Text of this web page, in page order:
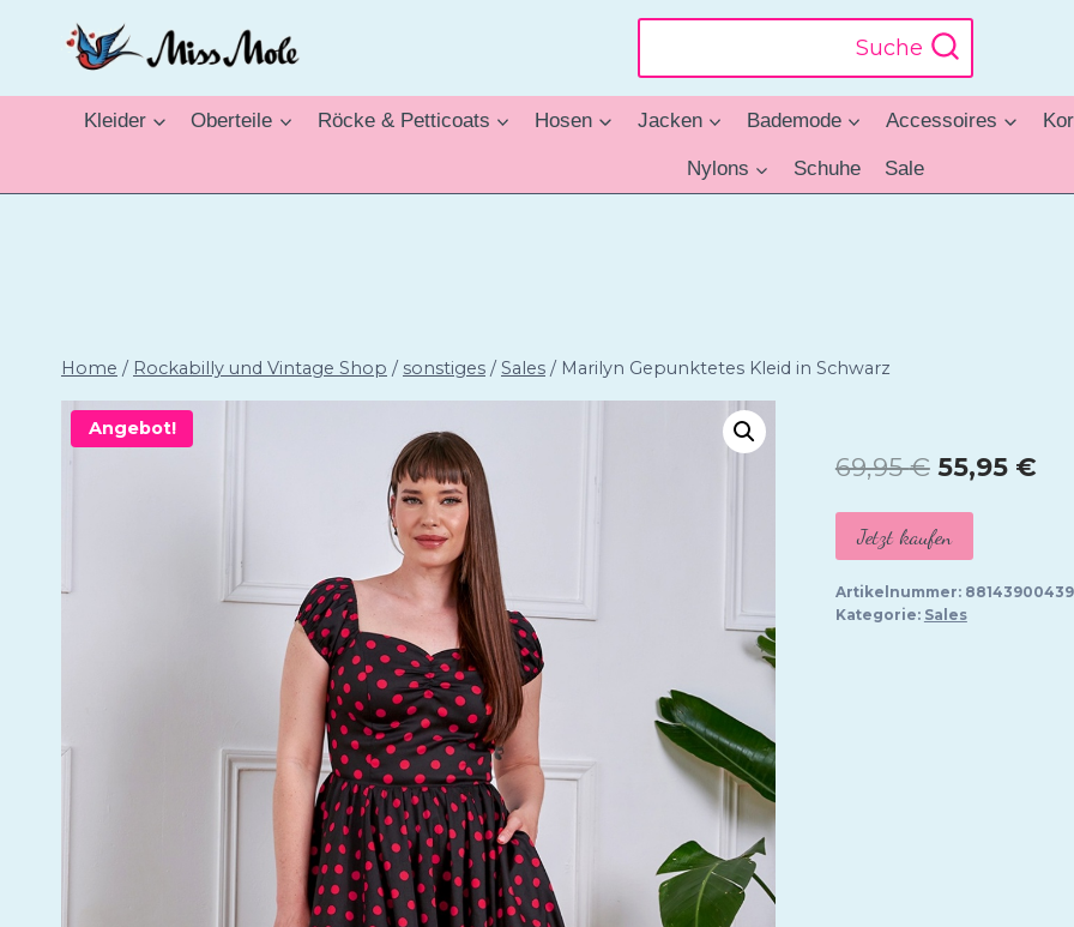
Suche
Kleider Oberteile Röcke & Petticoats Hosen Jacken Bademode Accessoires
Nylons Schuhe Sale
Home / Rockabilly und Vintage Shop / sonstiges / Sales / Marilyn Gepunktetes Kleid in Schwarz
Angebot!
69,95€
Preis
war:
69,95 €
55,95 €
Jetzt kaufen
Artikelnummer:
Kategorie: Sales